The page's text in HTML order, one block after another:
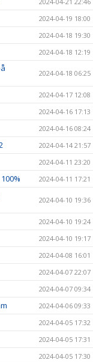
2024-04-19 18:00
2024-04-18 19:30
2024-04-18 12:19
2024-04-18 06:25
2024-04-17 12:08
2024-04-16 17:13
2024-04-16 08:24
2024-04-14 21:57
2024-04-11 23:20
2024-04-11 17:21
2024-04-10 19:36
2024-04-10 19:24
2024-04-10 19:17
2024-04-08 16:01
2024-04-07 22:07
2024-04-07 09:34
2024-04-06 09:33
2024-04-05 17:32
2024-04-05 17:31
2024-04-05 17:30